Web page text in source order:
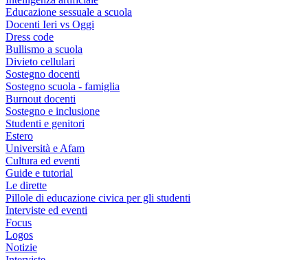
Educazione sessuale a scuola
Docenti Ieri vs Oggi
Dress code
Bullismo a scuola
Divieto cellulari
Sostegno docenti
Sostegno scuola - famiglia
Burnout docenti
Sostegno e inclusione
Studenti e genitori
Estero
Università e Afam
Cultura ed eventi
Guide e tutorial
Le dirette
Pillole di educazione civica per gli studenti
Interviste ed eventi
Focus
Logos
Notizie